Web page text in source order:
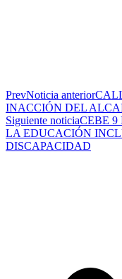
PrevNoticia anterior
INACCIÓN DEL
Siguiente noticiaCEBE 9
LA EDUCACIÓN
DISCAPACIDAD